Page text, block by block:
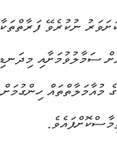
ނުކުރެވޭ
ސަމާލުވުމަށާއި
މުއާމަލާތްތައް